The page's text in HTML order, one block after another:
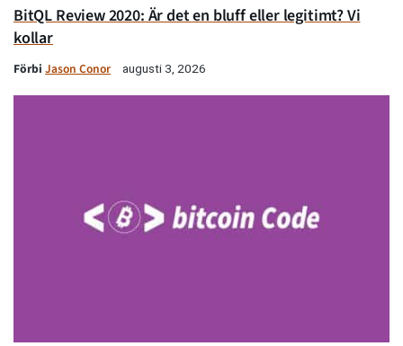
BitQL Review 2020: Är det en bluff eller legitimt? Vi
kollar
Förbi Jason Conor augusti 3, 2026